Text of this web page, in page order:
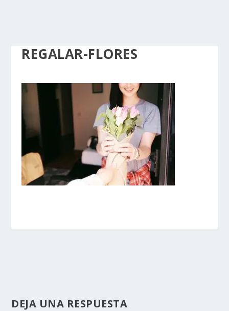
REGALAR-FLORES
DEJA UNA RESPUESTA